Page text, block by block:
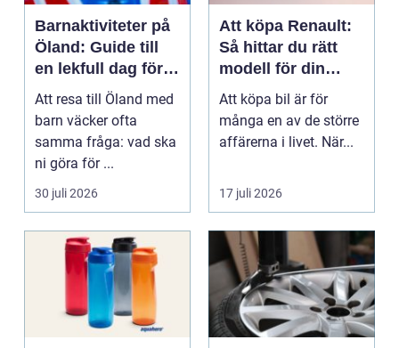
Barnaktiviteter på
Öland: Guide till
en lekfull dag för
hela familjen
Att resa till Öland med
barn väcker ofta
samma fråga: vad ska
ni göra för ...
30 juli 2026
Att köpa Renault:
Så hittar du rätt
modell för din
vardag
Att köpa bil är för
många en av de större
affärerna i livet. När...
17 juli 2026